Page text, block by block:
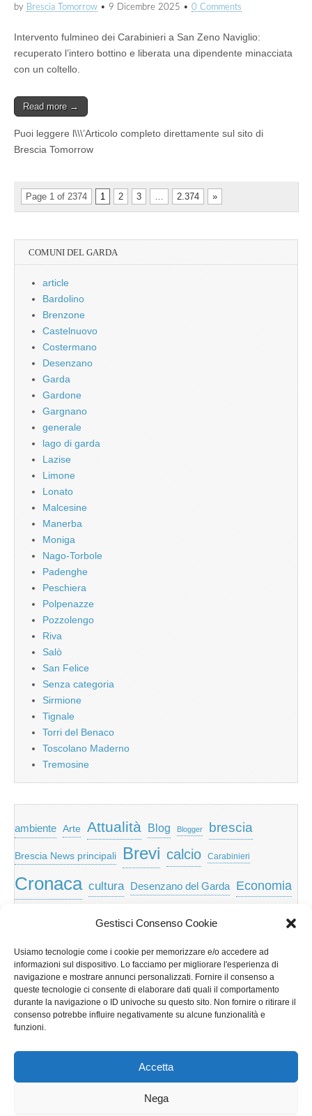
Gestisci Consenso Cookie
Usiamo tecnologie come i cookie per memorizzare e/o accedere ad
informazioni sul dispositivo. Lo facciamo per migliorare l'esperienza di
navigazione e mostrare annunci personalizzati. Fornire il consenso a
queste tecnologie ci consente di elaborare dati quali il comportamento
durante la navigazione o ID univoche su questo sito. Non fornire o ritirare il
consenso potrebbe influire negativamente su alcune funzionalità e
funzioni.
Accetta
Nega
by Brescia Tomorrow • 9 Dicembre 2025 • 0 Comments
Intervento fulmineo dei Carabinieri a San Zeno Naviglio:
recuperato l’intero bottino e liberata una dipendente minacciata
con un coltello.
Read more →
Puoi leggere l\\\’Articolo completo direttamente sul sito di
Brescia Tomorrow
Page 1 of 2374 1 2 3 2.374 »
COMUNI DEL GARDA
article
Bardolino
Brenzone
Castelnuovo
Costermano
Desenzano
Garda
Gardone
Gargnano
generale
lago di garda
Lazise
Limone
Lonato
Malcesine
Manerba
Moniga
Nago-Torbole
Padenghe
Peschiera
Polpenazze
Pozzolengo
Riva
Salò
San Felice
Senza categoria
Sirmione
Tignale
Torri del Benaco
Toscolano Maderno
Tremosine
ambiente Arte Attualità Blog Blogger brescia
Brescia News principali Brevi calcio Carabinieri
Cronaca cultura Desenzano del Garda Economia
lago di garda Musica Nera news Notizie
Notizie dal Garda
Notizie Lombardia
Notizie per categoria Notizie Provincia di Brescia
Regione Lombardia
Sport Storia Territorio turismo
Privacy e cookie: questo sito utilizza i cookie. Continuando a utilizzare